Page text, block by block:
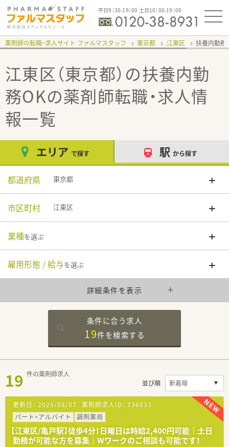
平日9：30-19：00 土日10：00-19：00
薬剤師の転職・求人サイト ファルマスタッフ 東京都 江東区 扶養内勤
江東区（東京都）の扶養内勤
務OKの薬剤師転職・求人情
報一覧
エリア で探す 駅 から探す
都道府県 東京都
市区町村 江東区
業種を選ぶ
雇用形態 / 給与を選ぶ
詳細条件を表示
条件に合う求人
19件を検索する
19 件の薬剤師求人
並び順
更新日： 2026/08/07 薬剤師求人ID： 736033
パート・アルバイト
調剤薬局
【江東区/亀戸駅】徒歩4分！日曜日は時給2,400円可能｜土日
勤務が可能な方を募集｜Wワークのご相談も可能です！